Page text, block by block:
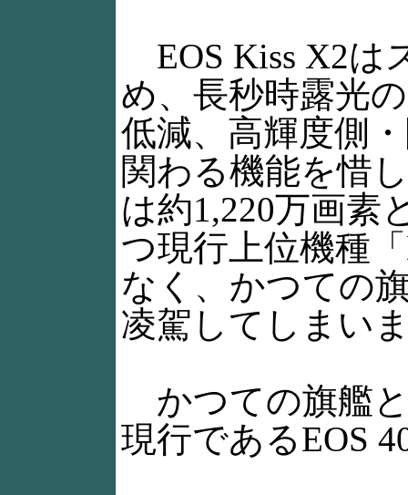
EOS Kiss X2は
め、長秒時露光
低減、高輝度側
関わる機能を惜
は約1,220万画素
つ現行上位機種
なく、かつての
凌駕してしまい
かつての旗艦
現行であるEOS